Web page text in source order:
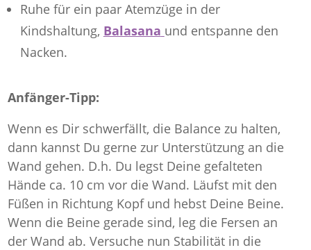
Ruhe für ein paar Atemzüge in der
Kindshaltung, Balasana und entspanne den
Nacken.
Anfänger-Tipp:
Wenn es Dir schwerfällt, die Balance zu halten,
dann kannst Du gerne zur Unterstützung an die
Wand gehen. D.h. Du legst Deine gefalteten
Hände ca. 10 cm vor die Wand. Läufst mit den
Füßen in Richtung Kopf und hebst Deine Beine.
Wenn die Beine gerade sind, leg die Fersen an
der Wand ab. Versuche nun Stabilität in die